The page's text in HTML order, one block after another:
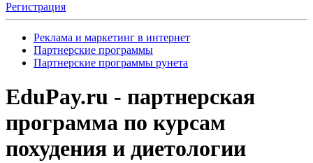
Регистрация
Реклама и маркетинг в интернет
Партнерские программы
Партнерские программы рунета
EduPay.ru - партнерская
программа по курсам
похудения и диетологии